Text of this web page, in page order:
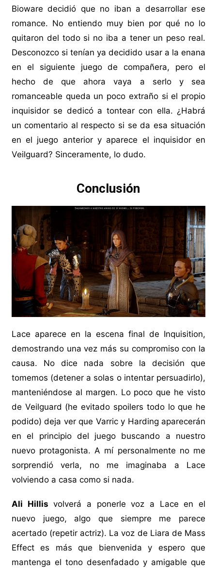
Bioware decidió que no iban a desarrollar ese
romance. No entiendo muy bien por qué no lo
quitaron del todo si no iba a tener un peso real.
Desconozco si tenían ya decidido usar a la enana
en el siguiente juego de compañera, pero el
hecho de que ahora vaya a serlo y sea
romanceable queda un poco extraño si el propio
inquisidor se dedicó a tontear con ella. ¿Habrá
un comentario al respecto si se da esa situación
en el juego anterior y aparece el inquisidor en
Veilguard? Sinceramente, lo dudo.
Conclusión
Lace aparece en la escena final de Inquisition,
demostrando una vez más su compromiso con la
causa. No dice nada sobre la decisión que
tomemos (detener a solas o intentar persuadirlo),
manteniéndose al margen. Lo poco que he visto
de Veilguard (he evitado spoilers todo lo que he
podido) deja ver que Varric y Harding aparecerán
en el principio del juego buscando a nuestro
nuevo protagonista. A mí personalmente no me
sorprendió verla, no me imaginaba a Lace
volviendo a casa como si nada.
Ali Hillis volverá a ponerle voz a Lace en el
nuevo juego, algo que siempre me parece
acertado (repetir actriz). La voz de Liara de Mass
Effect es más que bienvenida y espero que
mantenga el tono desenfadado y amigable que